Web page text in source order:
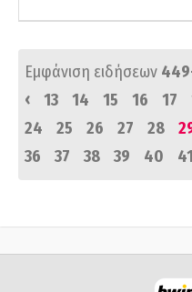
Εμφάνιση ειδήσεων
‹
13 14 15 16 17
24
25 26 27 28
36
37 38 39 40 41